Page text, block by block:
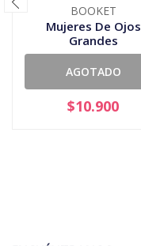
BOOKET
Mujeres De Ojos
Grandes
AGOTADO
$10.900